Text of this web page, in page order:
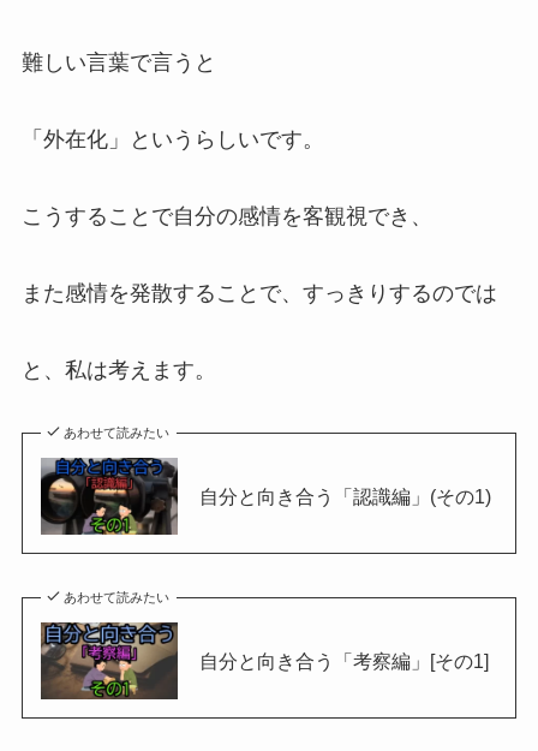
難しい言葉で言うと
「外在化」というらしいです。
こうすることで自分の感情を客観視でき、
また感情を発散することで、すっきりするのでは
と、私は考えます。
あわせて読みたい
自分と向き合う「認識編」(その1)
あわせて読みたい
自分と向き合う「考察編」[その1]